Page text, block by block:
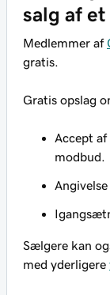
salg af
Medlemmer af
gratis.
Gratis opslag
Accept
modbud.
Sælgere kan
med yderligere